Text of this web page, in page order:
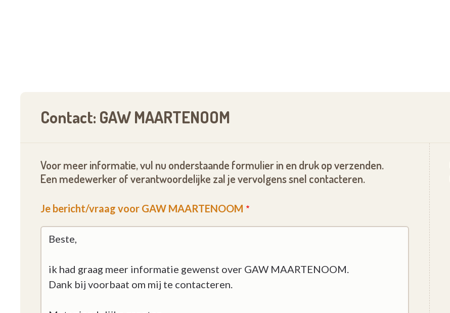
Contact: GAW MAARTENOOM
Voor meer informatie, vul nu onderstaande formulier in en druk op verzenden.
Een medewerker of verantwoordelijke zal je vervolgens snel contacteren.
Je bericht/vraag voor GAW MAARTENOOM